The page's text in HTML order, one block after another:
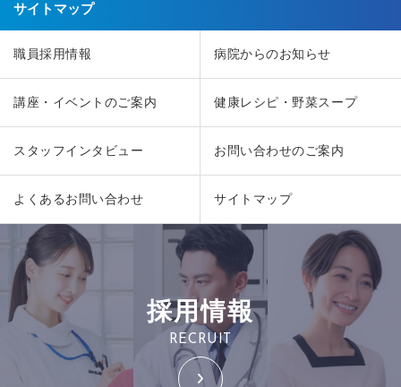
サイトマップ
職員採用情報 病院からのお知らせ
講座・イベントのご案内 健康レシピ・野菜スープ
スタッフインタビュー お問い合わせのご案内
よくあるお問い合わせ サイトマップ
採用情報
RECRUIT